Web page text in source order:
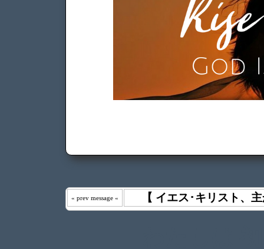
« prev message « 【 イエス･キリスト、